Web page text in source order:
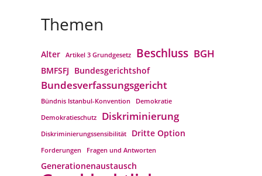
Themen
Alter Artikel 3 Grundgesetz Beschluss BGH
BMFSFJ Bundesgerichtshof
Bundesverfassungs­gericht
Bündnis Istanbul-Konvention
Demokratie
Demokratieschutz
Diskriminierung
Diskriminierungssensibilität Dritte Option
Forderungen Fragen und Antworten
Generationenaustausch